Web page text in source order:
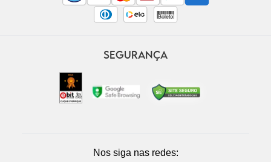
SEGURANÇA
Nos siga nas redes: